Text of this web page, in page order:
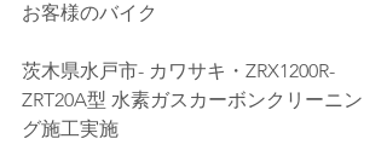
お客様のバイク
茨木県水戸市- カワサキ・ZRX1200R-
ZRT20A型 水素ガスカーボンクリーニン
グ施工実施